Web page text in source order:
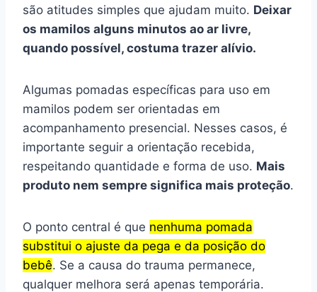
são atitudes simples que ajudam muito. Deixar
os mamilos alguns minutos ao ar livre,
quando possível, costuma trazer alívio.
Algumas pomadas específicas para uso em
mamilos podem ser orientadas em
acompanhamento presencial. Nesses casos, é
importante seguir a orientação recebida,
respeitando quantidade e forma de uso. Mais
produto nem sempre significa mais proteção.
O ponto central é que nenhuma pomada
substitui o ajuste da pega e da posição do
bebê. Se a causa do trauma permanece,
qualquer melhora será apenas temporária.